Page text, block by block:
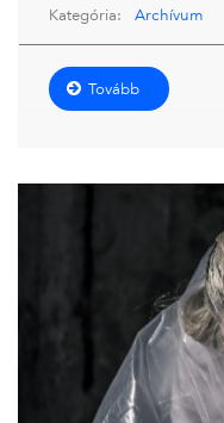
Kategória: Archívum
Tovább